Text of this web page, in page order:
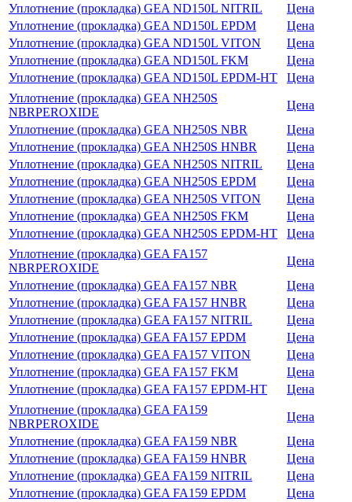
Уплотнение (прокладка) GEA ND150L NITRIL
Цена
Уплотнение (прокладка) GEA ND150L EPDM
Цена
Уплотнение (прокладка) GEA ND150L VITON
Цена
Уплотнение (прокладка) GEA ND150L FKM
Цена
Уплотнение (прокладка) GEA ND150L EPDM-HT
Цена
Уплотнение (прокладка) GEA NH250S
NBRPEROXIDE
Цена
Уплотнение (прокладка) GEA NH250S NBR
Цена
Уплотнение (прокладка) GEA NH250S HNBR
Цена
Уплотнение (прокладка) GEA NH250S NITRIL
Цена
Уплотнение (прокладка) GEA NH250S EPDM
Цена
Уплотнение (прокладка) GEA NH250S VITON
Цена
Уплотнение (прокладка) GEA NH250S FKM
Цена
Уплотнение (прокладка) GEA NH250S EPDM-HT
Цена
Уплотнение (прокладка) GEA FA157
NBRPEROXIDE
Цена
Уплотнение (прокладка) GEA FA157 NBR
Цена
Уплотнение (прокладка) GEA FA157 HNBR
Цена
Уплотнение (прокладка) GEA FA157 NITRIL
Цена
Уплотнение (прокладка) GEA FA157 EPDM
Цена
Уплотнение (прокладка) GEA FA157 VITON
Цена
Уплотнение (прокладка) GEA FA157 FKM
Цена
Уплотнение (прокладка) GEA FA157 EPDM-HT
Цена
Уплотнение (прокладка) GEA FA159
NBRPEROXIDE
Цена
Уплотнение (прокладка) GEA FA159 NBR
Цена
Уплотнение (прокладка) GEA FA159 HNBR
Цена
Уплотнение (прокладка) GEA FA159 NITRIL
Цена
Уплотнение (прокладка) GEA FA159 EPDM
Цена